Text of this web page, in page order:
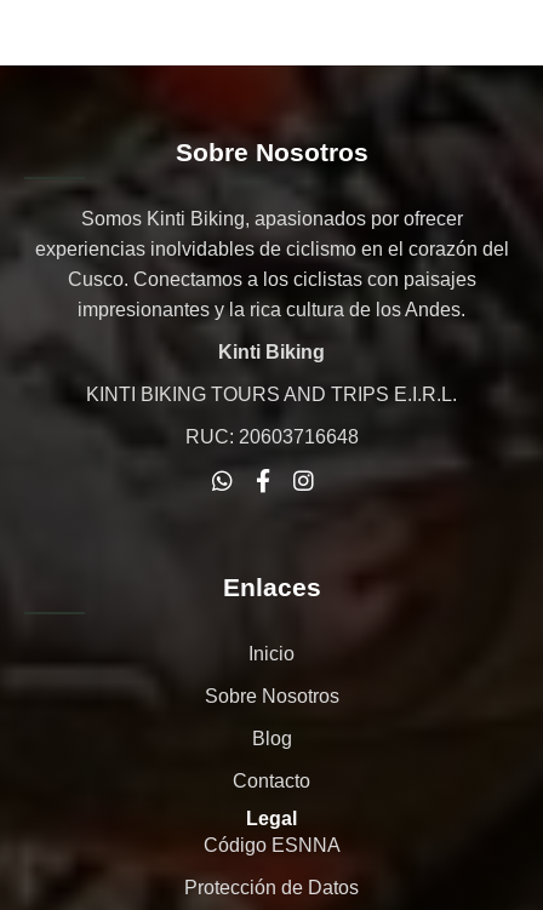
Sobre Nosotros
Somos Kinti Biking, apasionados por ofrecer
experiencias inolvidables de ciclismo en el corazón del
Cusco. Conectamos a los ciclistas con paisajes
impresionantes y la rica cultura de los Andes.
Kinti Biking
KINTI BIKING TOURS AND TRIPS E.I.R.L.
RUC: 20603716648
Enlaces
Inicio
Sobre Nosotros
Blog
Contacto
Legal
Código ESNNA
Protección de Datos